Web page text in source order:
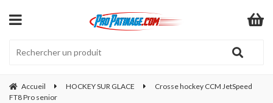
Accueil HOCKEY SUR GLACE
Crosse hockey CCM JetSpeed
FT8 Pro senior